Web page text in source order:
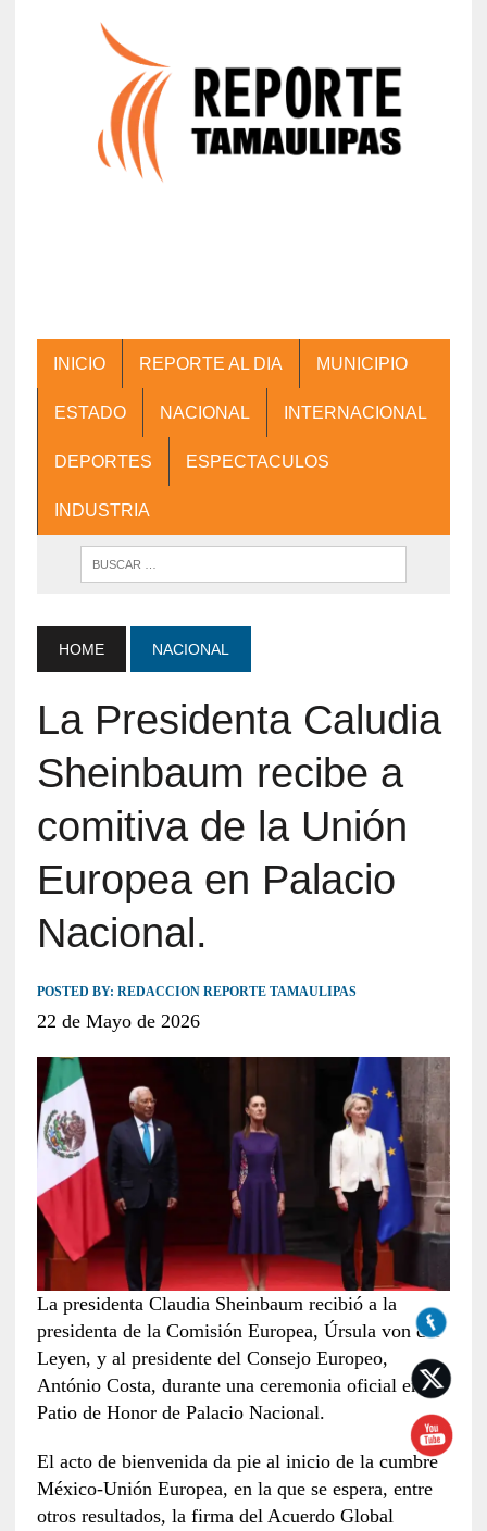
INICIO REPORTE AL DIA MUNICIPIO
ESTADO NACIONAL INTERNACIONAL
DEPORTES ESPECTACULOS
INDUSTRIA
HOME NACIONAL
La Presidenta Caludia
Sheinbaum recibe a
comitiva de la Unión
Europea en Palacio
Nacional.
POSTED BY: REDACCION REPORTE TAMAULIPAS
22 de Mayo de 2026
La presidenta Claudia Sheinbaum recibió a la
presidenta de la Comisión Europea, Úrsula von der
Leyen, y al presidente del Consejo Europeo,
António Costa, durante una ceremonia oficial en el
Patio de Honor de Palacio Nacional.
El acto de bienvenida da pie al inicio de la cumbre
México-Unión Europea, en la que se espera, entre
otros resultados, la firma del Acuerdo Global